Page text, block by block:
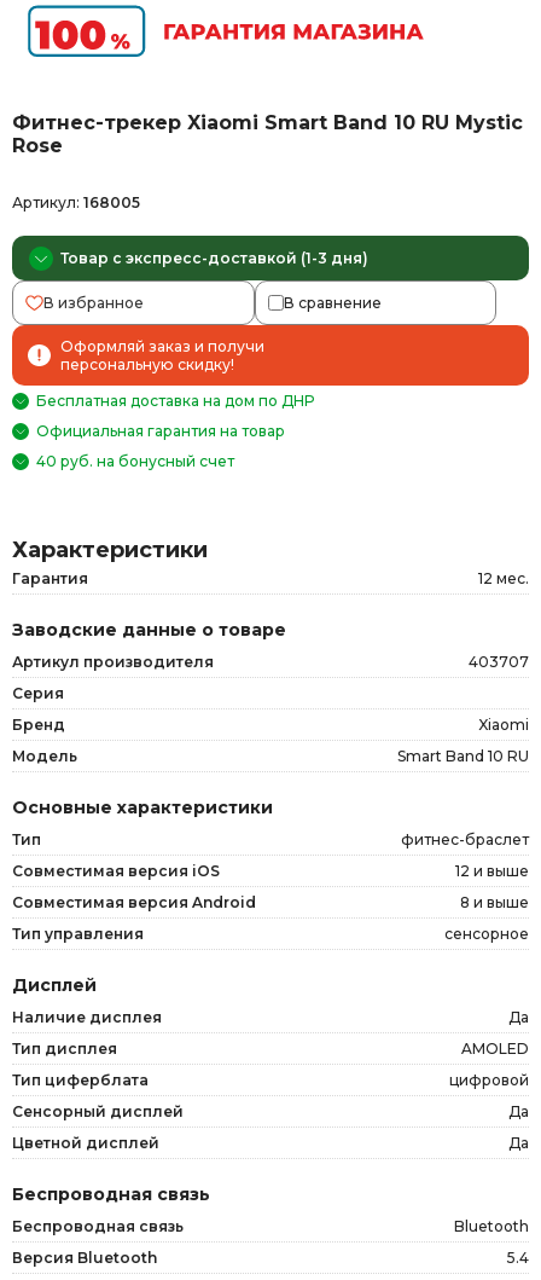
Фитнес-трекер Xiaomi Smart Band 10 RU Mystic
Rose
Артикул: 168005
Товар с экспресс-доставкой (1-3 дня)
В избранное В сравнение
Оформляй заказ и получи
персональную скидку!
Бесплатная доставка на дом по ДНР
Официальная гарантия на товар
40 руб. на бонусный счет
Характеристики
Гарантия 12 мес.
Заводские данные о товаре
Артикул производителя
403707
Серия
Бренд
Xiaomi
Модель
Smart Band 10 RU
Основные характеристики
Тип
фитнес-браслет
Совместимая версия iOS
12 и выше
Совместимая версия Android
8 и выше
Тип управления
сенсорное
Дисплей
Наличие дисплея
Да
Тип дисплея
AMOLED
Тип циферблата
цифровой
Сенсорный дисплей
Да
Цветной дисплей
Да
Беспроводная связь
Беспроводная связь
Bluetooth
Версия Bluetooth
5.4